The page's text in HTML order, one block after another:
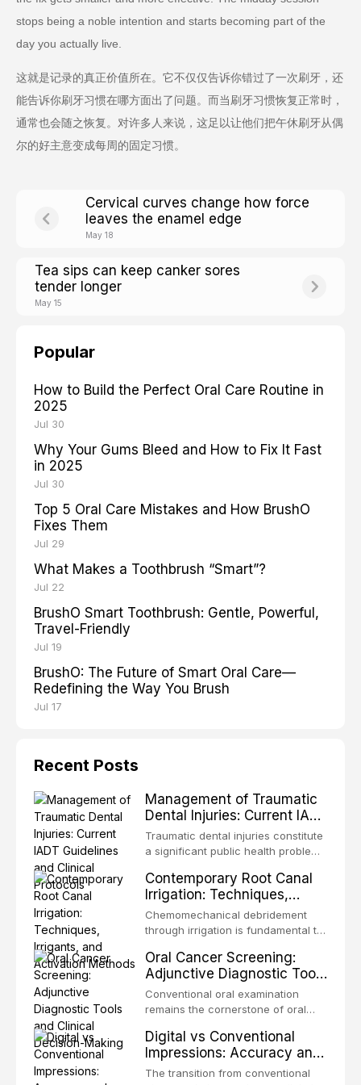
stops being a noble intention and starts becoming part of the
day you actually live.
这就是记录的真正价值所在。它不仅仅告诉你错过了一次刷牙，还
能告诉你刷牙习惯在哪方面出了问题。而当刷牙习惯恢复正常时，
通常也会随之恢复。对许多人来说，这足以让他们把午休刷牙从偶
尔的好主意变成每周的固定习惯。
Cervical curves change how force
leaves the enamel edge
May 18
Tea sips can keep canker sores
tender longer
May 15
Popular
How to Build the Perfect Oral Care Routine in
2025
Jul 30
Why Your Gums Bleed and How to Fix It Fast
in 2025
Jul 30
Top 5 Oral Care Mistakes and How BrushO
Fixes Them
Jul 29
What Makes a Toothbrush “Smart”?
Jul 22
BrushO Smart Toothbrush: Gentle, Powerful,
Travel-Friendly
Jul 19
BrushO: The Future of Smart Oral Care—
Redefining the Way You Brush
Jul 17
Recent Posts
Management of Traumatic
Dental Injuries: Current IADT
Guidelines and Clinical
Protocols
Traumatic dental injuries constitute
a significant public health problem,
adolescents, with approximately
one-third of individuals
experiencing a dental trauma
before adulthood. The International
periodically updates evidence-
based guidelines for the
management of these injuries. This
article synthesizes the current IADT
fractures, luxation injuries, root
fractures, and avulsion, and
protocols, splinting techniques,
Contemporary Root Canal
Irrigation: Techniques,
Irrigants, and Activation
Methods
Chemomechanical debridement
through irrigation is fundamental to
microorganisms, dissolving organic
tissue, and removing the smear
layer from the complex root canal
system. This article reviews
compares the properties and
efficacy of sodium hypochlorite,
EDTA, chlorhexidine, and newer
Oral Cancer Screening:
Adjunctive Diagnostic Tools
and Clinical Decision-
Making
Conventional oral examination
remains the cornerstone of oral
diagnostic tools have been
developed to improve the detection
of potentially malignant disorders
Digital vs Conventional
Impressions: Accuracy and
Clinical Efficiency
The transition from conventional